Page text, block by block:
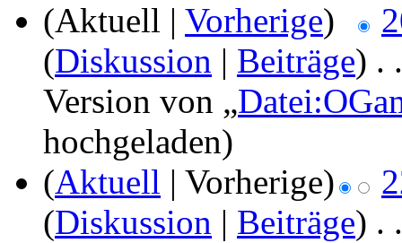
(Aktuell | Vorherige)
(Diskussion | Beiträge) . .
Version von „
hochgeladen)
(Aktuell | Vorherige)
(Diskussion | Beiträge) . .